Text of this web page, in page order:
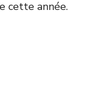
cette année.